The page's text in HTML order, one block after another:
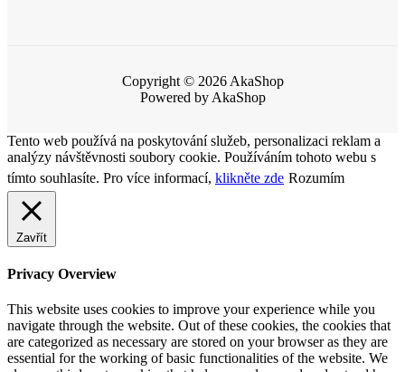
Copyright © 2026 AkaShop
Powered by AkaShop
Tento web používá na poskytování služeb, personalizaci reklam a
analýzy návštěvnosti soubory cookie. Používáním tohoto webu s
tímto souhlasíte. Pro více informací, klikněte zde Rozumím
Zavřít
Privacy Overview
This website uses cookies to improve your experience while you
navigate through the website. Out of these cookies, the cookies that
are categorized as necessary are stored on your browser as they are
essential for the working of basic functionalities of the website. We